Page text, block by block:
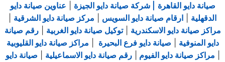
صيانة دايو القاهرة | شركة صيانة دايو الجيزة
عناوين صيانة دايو
الدقهلية
ارقام صيانة دايو السويس مركز صيانة دايو الشرقية
مراكز صيانة دايو الاسكندرية |توكيل صيانة دايو الغربية |رقم صيانة
دايو المنوفية
صيانة دايو فرع البحيرة
مراكز صيانة دايو القليوبية
مراكز صيانة دايو الفيوم |رقم صيانة دايو الاسماعيلية
صيانة دايو